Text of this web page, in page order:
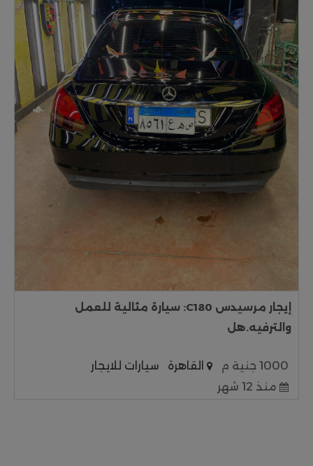
إيجار مرسيدس C180: سيارة مثالية للعمل
والترفيه.هل
1000 جنية م القاهرة
سيارات للايجار
منذ 12 شهر